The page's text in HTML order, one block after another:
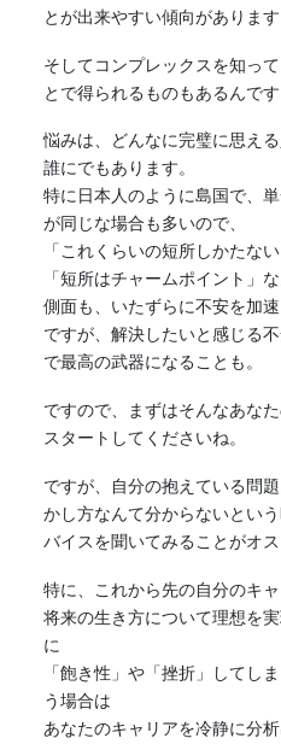
とが出来やすい傾向があります
そしてコンプレックスを知っ
とで得られるものもあるんです
悩みは、どんなに完璧に思え
誰にでもあります。
特に日本人のように島国で、
が同じな場合も多いので、
「これくらいの短所しかたない
「短所はチャームポイント」
側面も、いたずらに不安を加
ですが、解決したいと感じる
で最高の武器になることも。
ですので、まずはそんなあな
スタートしてくださいね。
ですが、自分の抱えている問
かし方なんて分からないとい
バイスを聞いてみることがオス
特に、これから先の自分のキ
将来の生き方について理想を
に
「飽き性」や「挫折」してし
う場合は
あなたのキャリアを冷静に分